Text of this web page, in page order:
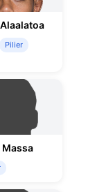
Pilier
Massa